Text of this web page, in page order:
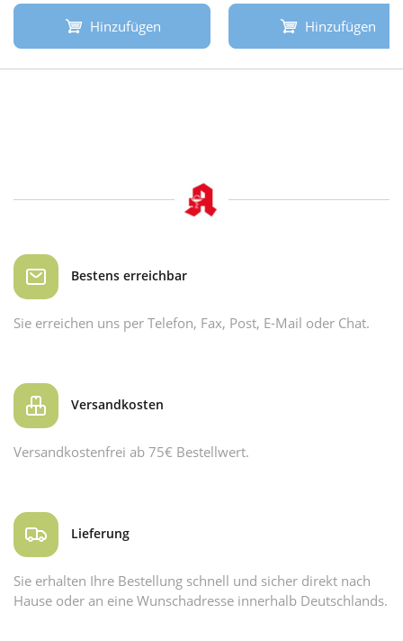
Hinzufügen Hinzufügen
Bestens erreichbar
Sie erreichen uns per Telefon, Fax, Post, E-Mail oder Chat.
Versandkosten
Versandkostenfrei ab 75€ Bestellwert.
Lieferung
Sie erhalten Ihre Bestellung schnell und sicher direkt nach
Hause oder an eine Wunschadresse innerhalb Deutschlands.